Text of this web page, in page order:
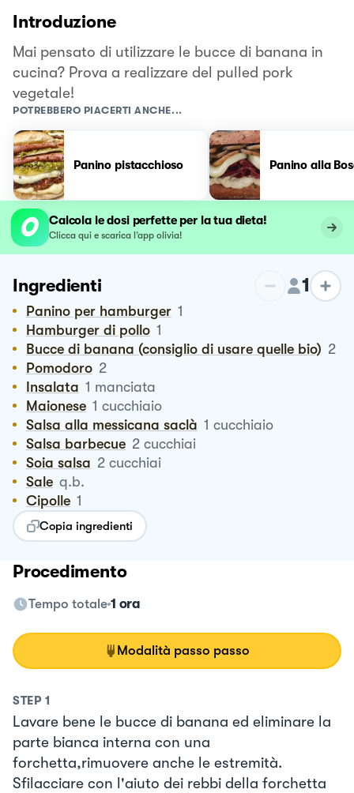
Introduzione
Mai pensato di utilizzare le bucce di banana in
cucina? Prova a realizzare del pulled pork
vegetale!
POTREBBERO PIACERTI ANCHE...
Panino pistacchioso Panino alla
Calcola le dosi perfette per la tua dieta!
Clicca qui e scarica l’app olivia!
Ingredienti 1
Panino per hamburger 1
Hamburger di pollo 1
Bucce di banana (consiglio di usare quelle bio) 2
Pomodoro 2
Insalata 1 manciata
Maionese 1 cucchiaio
Salsa alla messicana saclà 1 cucchiaio
Salsa barbecue 2 cucchiai
Soia salsa 2 cucchiai
Sale q.b.
Cipolle 1
Copia ingredienti
Procedimento
Tempo totale 1 ora
Modalità passo passo
STEP 1
Lavare bene le bucce di banana ed eliminare la
parte bianca interna con una
forchetta,rimuovere anche le estremità.
Sfilacciare con l'aiuto dei rebbi della forchetta